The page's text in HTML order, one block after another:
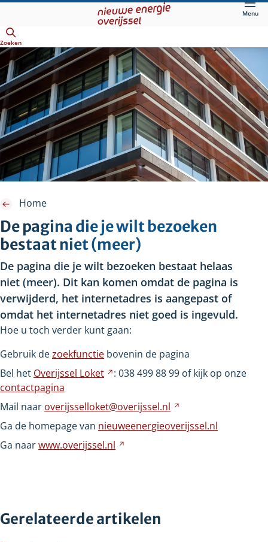
hoofdinhoud
Menu
Zoeken
De pagina die je wilt bezoeken
bestaat niet (meer)
Home
De pagina die je wilt bezoeken bestaat helaas
niet (meer). Dit kan komen omdat de pagina is
verwijderd, het internetadres is aangepast of
omdat het internetadres niet goed is ingevuld.
Hoe u toch verder kunt gaan:
Gebruik dezoekfunctie bovenin de pagina
Bel het Overijssel Loket
Verwijst
een
andere
website
: 0384998899 of kijk op onze
contactpagina
Mail naar overijsselloket@overijssel.nl
naar
een
Ga de homepage van nieuweenergieoverijssel.nl
Ga naarwww.overijssel.nl
Gerelateerde artikelen